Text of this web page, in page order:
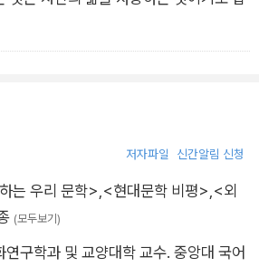
저자파일 신간알림 신청
는 우리 문학> <현대문학 비평> <외
(모두보기)
구학과 및 교양대학 교수. 중앙대 국어